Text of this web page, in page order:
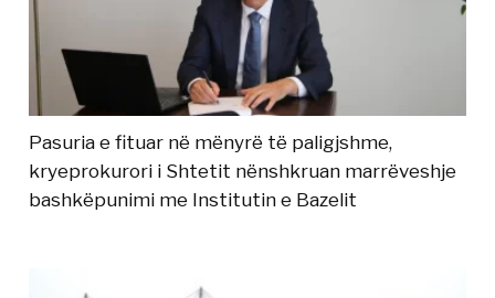
Pasuria e fituar në mënyrë të paligjshme,
kryeprokurori i Shtetit nënshkruan marrëveshje
bashkëpunimi me Institutin e Bazelit